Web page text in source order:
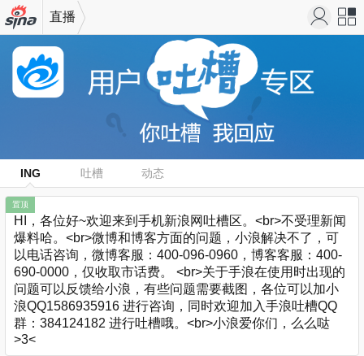
机新浪
直播
ING 吐槽 动态
置顶
HI，各位好~欢迎来到手机新浪网吐槽区。<br>不受理新闻
爆料哈。<br>微博和博客方面的问题，小浪解决不了，可
以电话咨询，微博客服：400-096-0960，博客客服：400-
690-0000，仅收取市话费。 <br>关于手浪在使用时出现的
问题可以反馈给小浪，有些问题需要截图，各位可以加小
浪QQ1586935916 进行咨询，同时欢迎加入手浪吐槽QQ
群：384124182 进行吐槽哦。<br>小浪爱你们，么么哒
>3<